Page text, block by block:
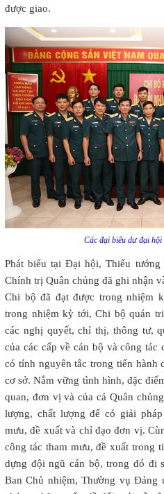
được giao.
Các đại biểu dự đại hội
Phát biểu tại Đại hội, Thiếu
Chính trị Quân chủng đã ghi nhận
Chi bộ đã đạt được trong nhiệm
trong nhiệm kỳ tới, Chi bộ quán
các nghị quyết, chỉ thị, thông tư,
của các cấp về cán bộ và công tác
có tính nguyên tắc trong tiến hành
cơ sở. Nắm vững tình hình, đặc
quan, đơn vị và của cả Quân
lượng, chất lượng để có giải
mưu, đề xuất và chỉ đạo đơn vị.
công tác tham mưu, đề xuất trong
dựng đội ngũ cán bộ, trong đó đi
Ban Chủ nhiệm, Thường vụ Đảng